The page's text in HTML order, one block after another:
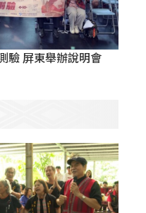
驗 屏東舉辦說明會